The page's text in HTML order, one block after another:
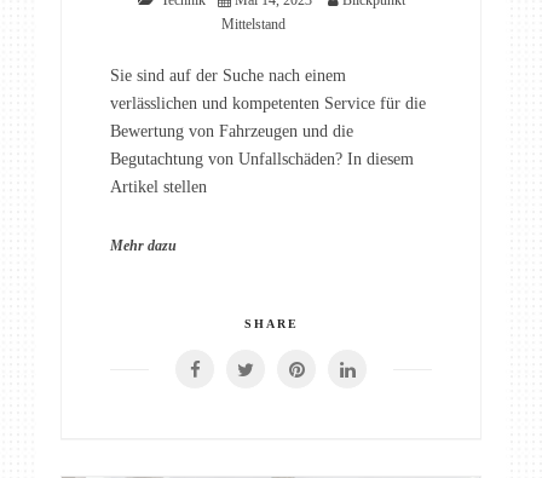
Mittelstand
Sie sind auf der Suche nach einem
verlässlichen und kompetenten Service für die
Bewertung von Fahrzeugen und die
Begutachtung von Unfallschäden? In diesem
Artikel stellen
Mehr dazu
SHARE